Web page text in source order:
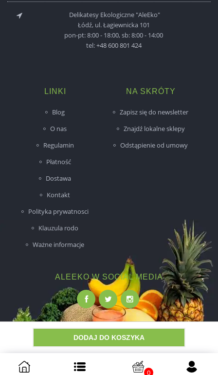
DODAJ DO KOSZYKA
Delikatesy Ekologiczne "AleEko"
Łódź, ul. Łagiewnicka 101
pon-pt: 8:00 - 18:00, sb: 8:00 - 14:00
tel:+48 600 801 424
LINKI
Blog
O nas
Regulamin
Płatność
Dostawa
Kontakt
Polityka prywatnosci
Klauzula rodo
Ważne informacje
NA SKRÓTY
Zapisz się do newsletter
Znajdź lokalne sklepy
Odstąpienie od umowy
ALEEKO W SOCIAL MEDIA
Wykonanie:
NovaPoint 0